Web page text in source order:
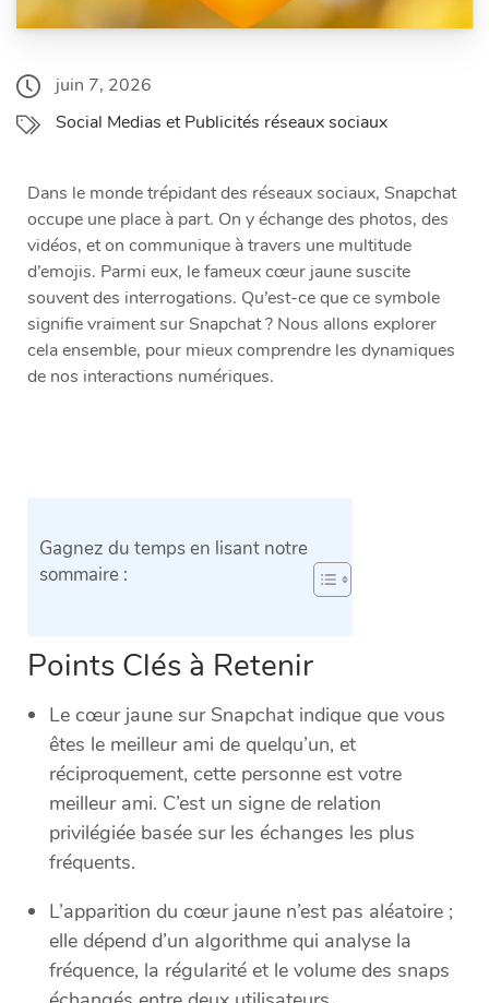
juin 7, 2026
Social Medias et Publicités réseaux sociaux
Dans le monde trépidant des réseaux sociaux, Snapchat
occupe une place à part. On y échange des photos, des
vidéos, et on communique à travers une multitude
d’emojis. Parmi eux, le fameux cœur jaune suscite
souvent des interrogations. Qu’est-ce que ce symbole
signifie vraiment sur Snapchat ? Nous allons explorer
cela ensemble, pour mieux comprendre les dynamiques
de nos interactions numériques.
Gagnez du temps en lisant notre
sommaire :
Points Clés à Retenir
Le cœur jaune sur Snapchat indique que vous
êtes le meilleur ami de quelqu’un, et
réciproquement, cette personne est votre
meilleur ami. C’est un signe de relation
privilégiée basée sur les échanges les plus
fréquents.
L’apparition du cœur jaune n’est pas aléatoire ;
elle dépend d’un algorithme qui analyse la
fréquence, la régularité et le volume des snaps